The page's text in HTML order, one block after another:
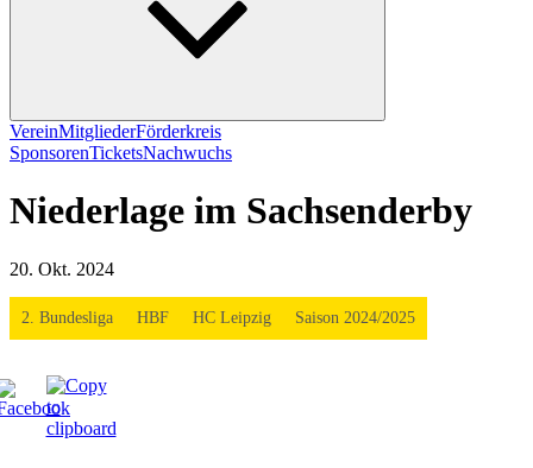
VereinMitgliederFörderkreis
SponsorenTicketsNachwuchs
Niederlage im Sachsenderby
20. Okt. 2024
2. Bundesliga HBF HC Leipzig Saison 2024/2025